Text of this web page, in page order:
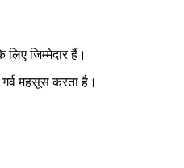
जिम्मेदार हैं।
महसूस करता है।